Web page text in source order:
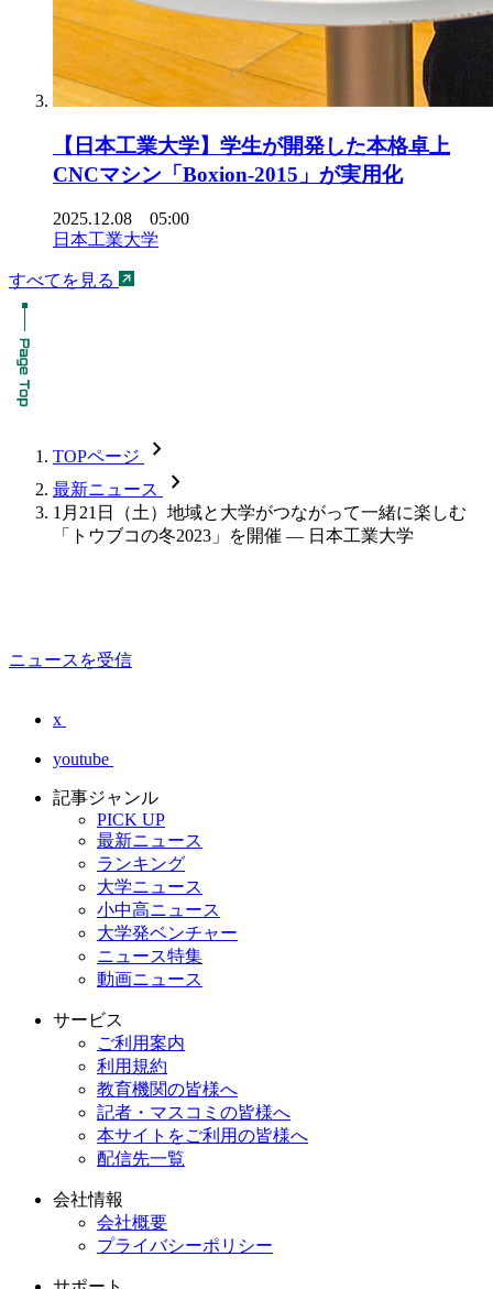
【日本工業大学】学生が開発した本格卓上
CNCマシン「Boxion-2015」が実用化
2025.12.08 05:00
日本工業大学
すべてを見る
TOPページ chevron_forward
最新ニュース chevron_forward
1月21日（土）地域と大学がつながって一緒に楽しむ
「トウブコの冬2023」を開催 — 日本工業大学
ニュースを受信
x
youtube
記事ジャンル
PICK UP
最新ニュース
ランキング
大学ニュース
小中高ニュース
大学発ベンチャー
ニュース特集
動画ニュース
サービス
ご利用案内
利用規約
教育機関の皆様へ
記者・マスコミの皆様へ
本サイトをご利用の皆様へ
配信先一覧
会社情報
会社概要
プライバシーポリシー